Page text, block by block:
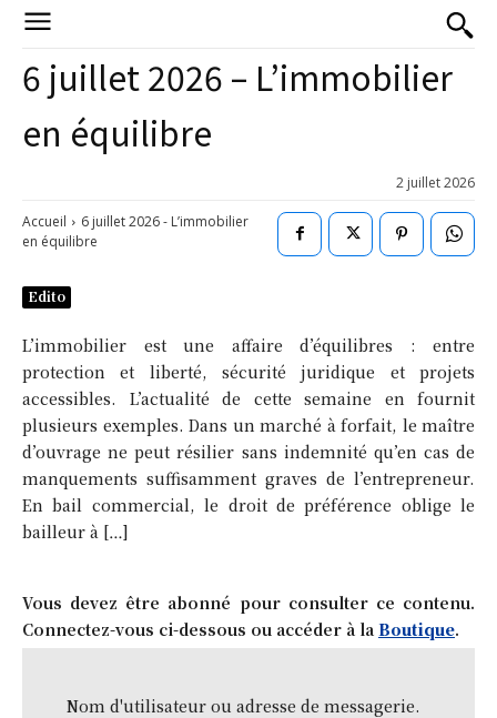
6 juillet 2026 – L’immobilier
en équilibre
2 juillet 2026
Accueil
6 juillet 2026 - L’immobilier
en équilibre
Edito
L’immobilier est une affaire d’équilibres : entre
protection et liberté, sécurité juridique et projets
accessibles. L’actualité de cette semaine en fournit
plusieurs exemples. Dans un marché à forfait, le maître
d’ouvrage ne peut résilier sans indemnité qu’en cas de
manquements suffisamment graves de l’entrepreneur.
En bail commercial, le droit de préférence oblige le
bailleur à […]
Vous devez être abonné pour consulter ce contenu.
Connectez-vous ci-dessous ou accéder à la Boutique.
Nom d'utilisateur ou adresse de messagerie.